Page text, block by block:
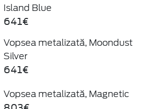
Island Blue
641€
Vopsea metalizată, Moondust
Silver
641€
Vopsea metalizată, Magnetic